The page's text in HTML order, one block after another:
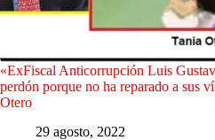
«ExFiscal Anticorrupción Luis
perdón porque no ha reparado a sus
Otero
29 agosto, 2022